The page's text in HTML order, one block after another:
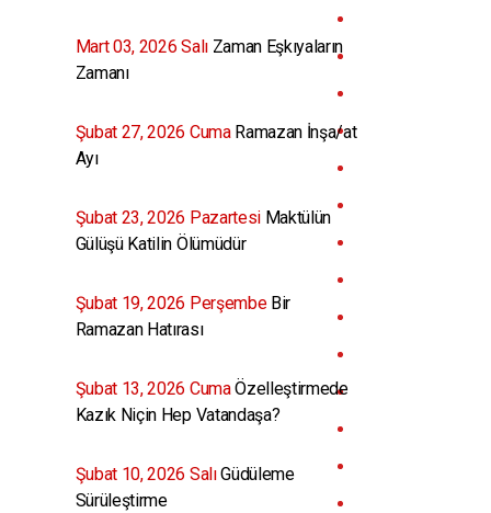
Mart 03, 2026 SalıZaman Eşkıyaların
Zamanı
Şubat 27, 2026 CumaRamazan İnşa/at
Ayı
Şubat 23, 2026 PazartesiMaktülün
Gülüşü Katilin Ölümüdür
Şubat 19, 2026 PerşembeBir
Ramazan Hatırası
Şubat 13, 2026 CumaÖzelleştirmede
Kazık Niçin Hep Vatandaşa?
Şubat 10, 2026 SalıGüdüleme
Sürüleştirme